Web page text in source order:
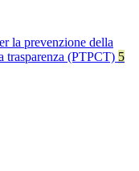
la prevenzione della
trasparenza (PTPCT) 5